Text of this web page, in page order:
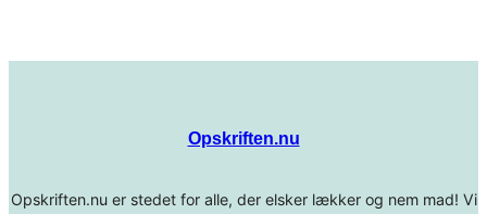
Opskriften.nu
Opskriften.nu er stedet for alle, der elsker lækker og nem mad! Vi